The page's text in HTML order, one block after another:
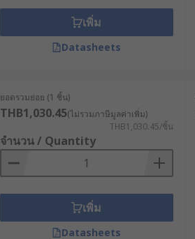
เพิ่ม
Datasheets
ยอดรวมย่อย (1 ชิ้น)
THB1,030.45(ไม่รวมภาษีมูลค่าเพิ่ม)
THB1,030.45/ชิ้น
จำนวน / Quantity
เพิ่ม
Datasheets